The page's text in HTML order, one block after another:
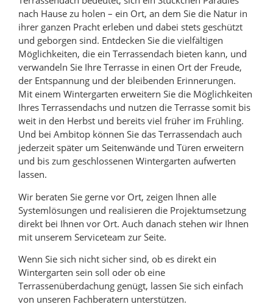
nach Hause zu holen – ein Ort, an dem Sie die Natur in
ihrer ganzen Pracht erleben und dabei stets geschützt
und geborgen sind. Entdecken Sie die vielfältigen
Möglichkeiten, die ein Terrassendach bieten kann, und
verwandeln Sie Ihre Terrasse in einen Ort der Freude,
der Entspannung und der bleibenden Erinnerungen.
Mit einem Wintergarten erweitern Sie die Möglichkeiten
Ihres Terrassendachs und nutzen die Terrasse somit bis
weit in den Herbst und bereits viel früher im Frühling.
Und bei Ambitop können Sie das Terrassendach auch
jederzeit später um Seitenwände und Türen erweitern
und bis zum geschlossenen Wintergarten aufwerten
lassen.
Wir beraten Sie gerne vor Ort, zeigen Ihnen alle
Systemlösungen und realisieren die Projektumsetzung
direkt bei Ihnen vor Ort. Auch danach stehen wir Ihnen
mit unserem Serviceteam zur Seite.
Wenn Sie sich nicht sicher sind, ob es direkt ein
Wintergarten sein soll oder ob eine
Terrassenüberdachung genügt, lassen Sie sich einfach
von unseren Fachberatern unterstützen.